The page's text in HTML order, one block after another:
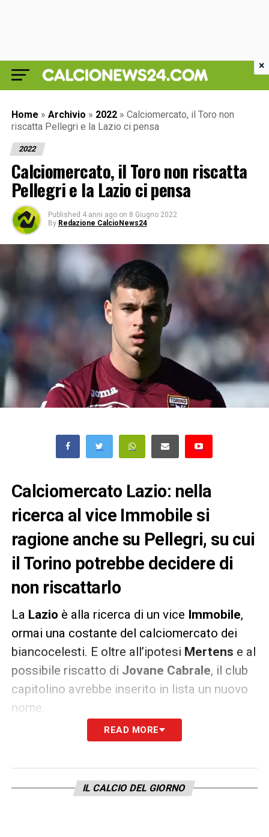
Home » Archivio » 2022 » Calciomercato, il Toro non
riscatta Pellegri e la Lazio ci pensa
2022
Calciomercato, il Toro non riscatta
Pellegri e la Lazio ci pensa
Published 4 anni ago on 8 Giugno 2022
By Redazione CalcioNews24
Calciomercato Lazio: nella
ricerca al vice Immobile si
ragione anche su Pellegri, su cui
il Torino potrebbe decidere di
non riscattarlo
La Lazio è alla ricerca di un vice Immobile,
ormai una costante del calciomercato dei
biancocelesti. E oltre all’ipotesi Mertens e al
possibile riscatto di Jovane Cabrale, il club
capitolino avrebbe inserito in lista un nuovo
nome.
Come riportato dal Corriere di Torino, infatti,
attualmente impegnato con l’Under 21 con
READ MORE
IL CALCIO DEL GIORNO
×